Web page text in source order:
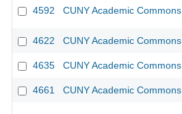
4592 CUNY Academic Commons
4622 CUNY Academic Commons
4635 CUNY Academic Commons
4661 CUNY Academic Commons